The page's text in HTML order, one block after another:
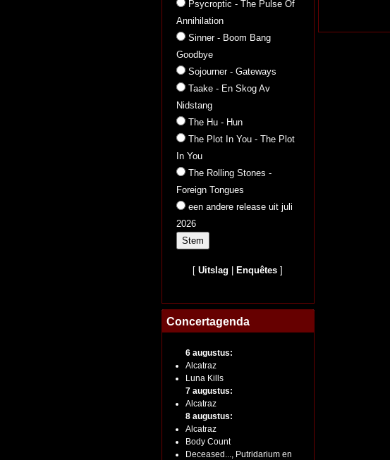
Psycroptic - The Pulse Of
Annihilation
Sinner - Boom Bang
Goodbye
Sojourner - Gateways
Taake - En Skog Av
Nidstang
The Hu - Hun
The Plot In You - The Plot
In You
The Rolling Stones -
Foreign Tongues
een andere release uit juli
2026
[Uitslag Enquêtes ]
Concertagenda
6 augustus:
Alcatraz
Luna Kills
7 augustus:
Alcatraz
8 augustus:
Alcatraz
Body Count
Deceased..., Putridarium en